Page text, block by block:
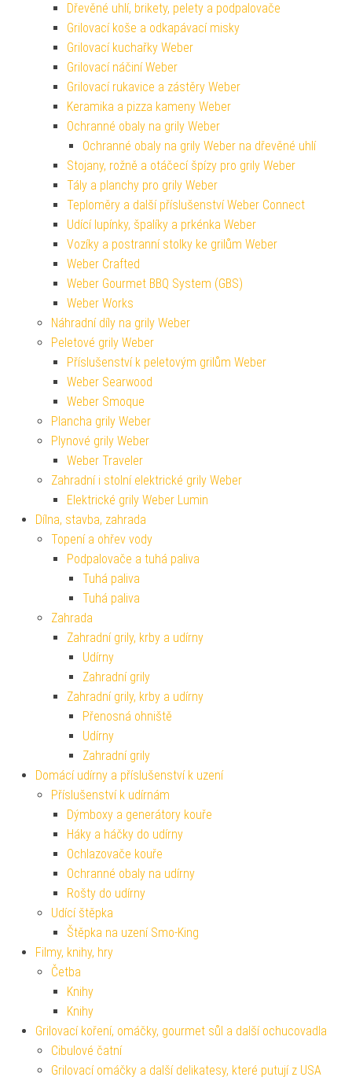
Dřevěné uhlí, brikety, pelety a podpalovače
Grilovací koše a odkapávací misky
Grilovací kuchařky Weber
Grilovací náčiní Weber
Grilovací rukavice a zástěry Weber
Keramika a pizza kameny Weber
Ochranné obaly na grily Weber
Ochranné obaly na grily Weber na dřevěné uhlí
Stojany, rožně a otáčecí špízy pro grily Weber
Tály a planchy pro grily Weber
Teploměry a další příslušenství Weber Connect
Udící lupínky, špalíky a prkénka Weber
Vozíky a postranní stolky ke grilům Weber
Weber Crafted
Weber Gourmet BBQ System (GBS)
Weber Works
Náhradní díly na grily Weber
Peletové grily Weber
Příslušenství k peletovým grilům Weber
Weber Searwood
Weber Smoque
Plancha grily Weber
Plynové grily Weber
Weber Traveler
Zahradní i stolní elektrické grily Weber
Elektrické grily Weber Lumin
Dílna, stavba, zahrada
Topení a ohřev vody
Podpalovače a tuhá paliva
Tuhá paliva
Tuhá paliva
Zahrada
Zahradní grily, krby a udírny
Udírny
Zahradní grily
Zahradní grily, krby a udírny
Přenosná ohniště
Udírny
Zahradní grily
Domácí udírny a příslušenství k uzení
Příslušenství k udírnám
Dýmboxy a generátory kouře
Háky a háčky do udírny
Ochlazovače kouře
Ochranné obaly na udírny
Rošty do udírny
Udící štěpka
Štěpka na uzení Smo-King
Filmy, knihy, hry
Četba
Knihy
Knihy
Grilovací koření, omáčky, gourmet sůl a další ochucovadla
Cibulové čatní
Grilovací omáčky a další delikatesy, které putují z USA